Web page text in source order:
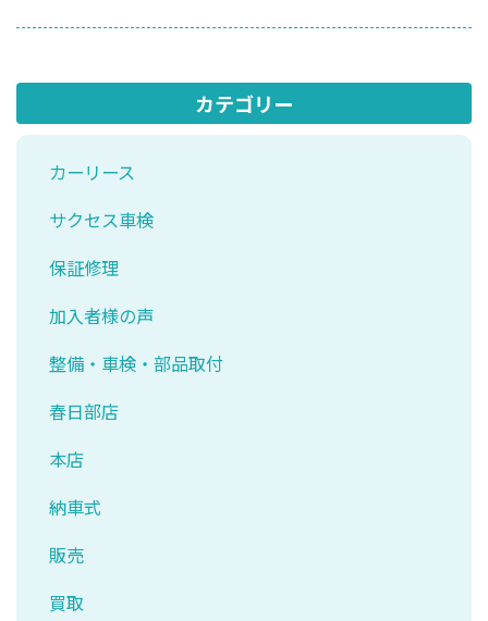
カテゴリー
カーリース
サクセス車検
保証修理
加入者様の声
整備・車検・部品取付
春日部店
本店
納車式
販売
買取